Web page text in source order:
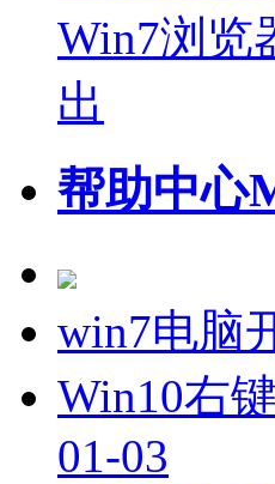
Win7浏览
出
帮助中心
win7电脑
Win10右
01-03